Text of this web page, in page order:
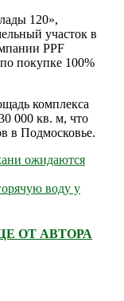
120»,
участок в
PPF
покупке 100%
комплекса
000 кв. м, что
в Подмосковье.
ожидаются
воду у
ОТ АВТОРА